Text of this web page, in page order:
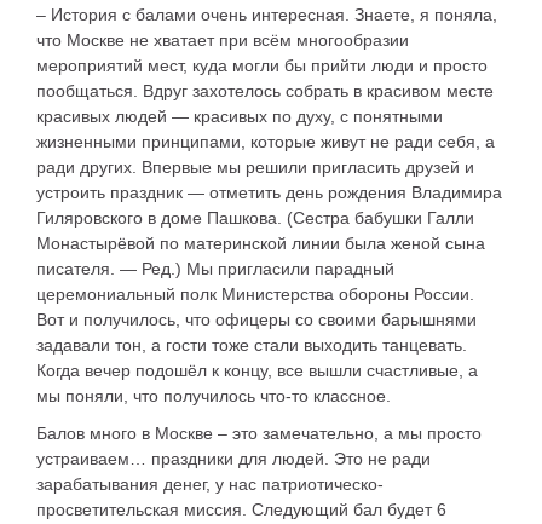
– История с балами очень интересная. Знаете, я поняла,
что Москве не хватает при всём многообразии
мероприятий мест, куда могли бы прийти люди и просто
пообщаться. Вдруг захотелось собрать в красивом месте
красивых людей — красивых по духу, с понятными
жизненными принципами, которые живут не ради себя, а
ради других. Впервые мы решили пригласить друзей и
устроить праздник — отметить день рождения Владимира
Гиляровского в доме Пашкова. (Сестра бабушки Галли
Монастырёвой по материнской линии была женой сына
писателя. — Ред.) Мы пригласили парадный
церемониальный полк Министерства обороны России.
Вот и получилось, что офицеры со своими барышнями
задавали тон, а гости тоже стали выходить танцевать.
Когда вечер подошёл к концу, все вышли счастливые, а
мы поняли, что получилось что-то классное.
Балов много в Москве – это замечательно, а мы просто
устраиваем… праздники для людей. Это не ради
зарабатывания денег, у нас патриотическо-
просветительская миссия. Следующий бал будет 6